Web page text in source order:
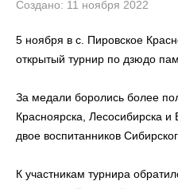
Создано: 11 ноября 2022
5 ноября в с. Пировское
открытый турнир по дзюдо
За медали боролись более
Красноярска, Лесосибирска
двое воспитанников
К участникам турнира